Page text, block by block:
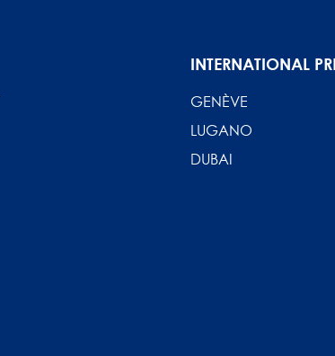
INTERNATIONAL
GENÈVE
LUGANO
DUBAI